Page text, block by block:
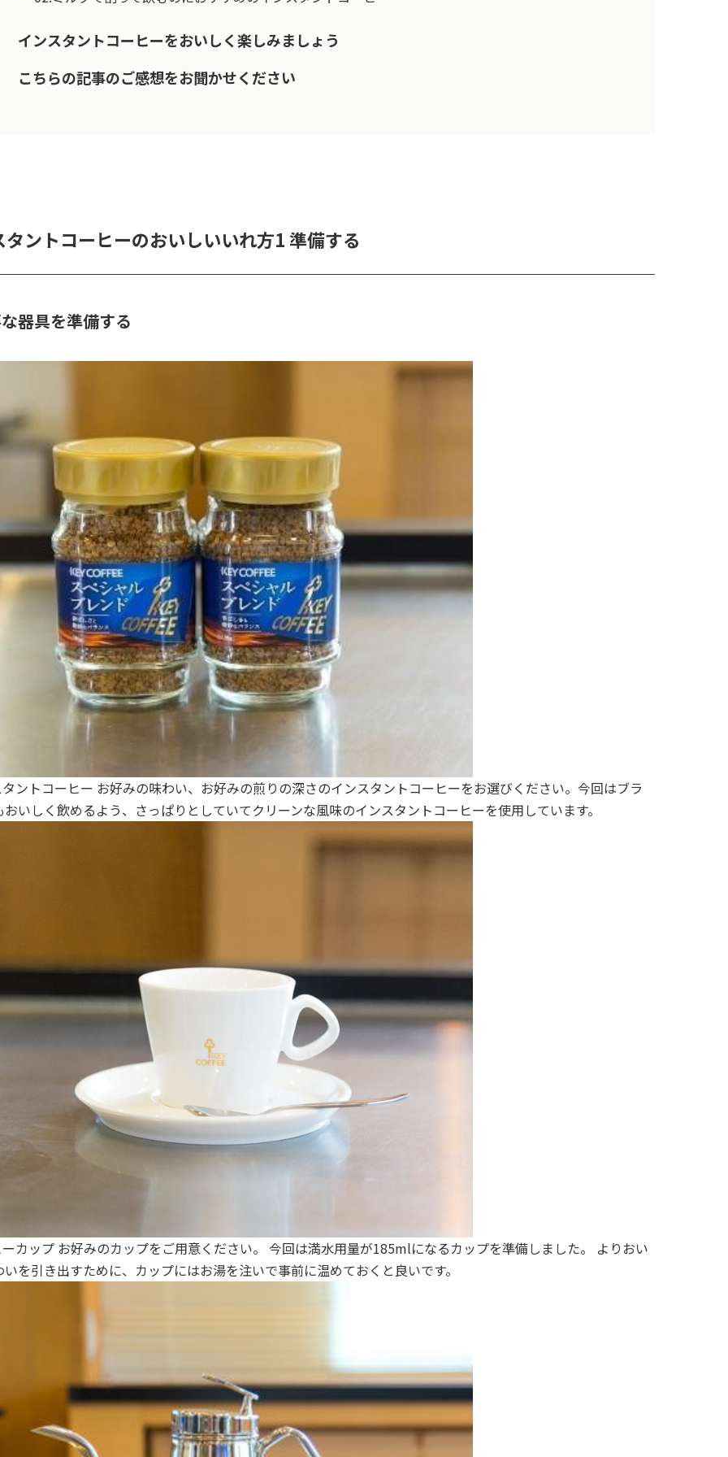
インスタントコーヒーをおいしく楽しみましょう
こちらの記事のご感想をお聞かせください
タントコーヒーのおいしいいれ方1 準備する
器具を準備する
ントコーヒー お好みの味わい、お好みの煎りの深さのインスタントコーヒーをお選びください。今回はブラ
いしく飲めるよう、さっぱりとしていてクリーンな風味のインスタントコーヒーを使用しています。
カップ お好みのカップをご用意ください。 今回は満水用量が185mlになるカップを準備しました。 よりおい
を引き出すために、カップにはお湯を注いで事前に温めておくと良いです。